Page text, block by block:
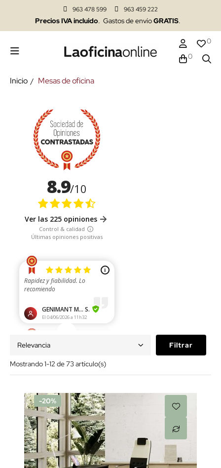
963 478 599 963 459 222
Precios IVA incluido. Gastos de envíoGRATIS.
0
0
Inicio Mesas de oficina
Relevancia Filtrar
Mostrando 1-12 de 73 artículo(s)
-20%